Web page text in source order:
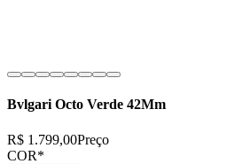
Bvlgari Octo Verde 42Mm
R$ 1.799,00Preço
COR*